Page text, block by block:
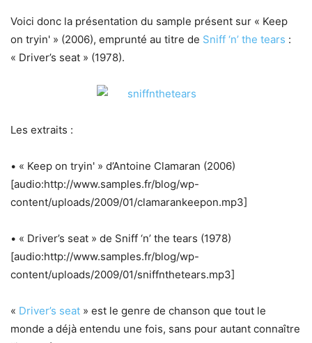
Voici donc la présentation du sample présent sur « Keep
on tryin' » (2006), emprunté au titre de Sniff ‘n’ the tears :
« Driver’s seat » (1978).
Les extraits :
• « Keep on tryin' » d’Antoine Clamaran (2006)
[audio:http://www.samples.fr/blog/wp-
content/uploads/2009/01/clamarankeepon.mp3]
• « Driver’s seat » de Sniff ‘n’ the tears (1978)
[audio:http://www.samples.fr/blog/wp-
content/uploads/2009/01/sniffnthetears.mp3]
« Driver’s seat » est le genre de chanson que tout le
monde a déjà entendu une fois, sans pour autant connaître